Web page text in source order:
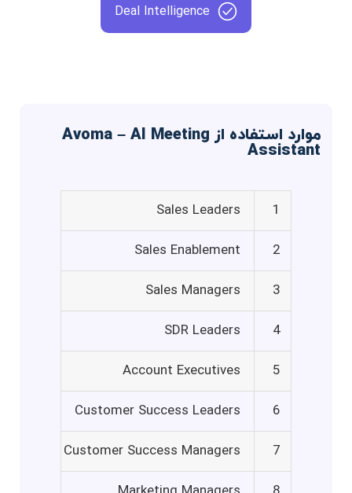
Deal Intelligence
موارد استفاده از Avoma – AI Meeting
Assistant
1
Sales Leaders
2
Sales Enablement
3
Sales Managers
4
SDR Leaders
5
Account Executives
6
Customer Success Leaders
7
Customer Success Managers